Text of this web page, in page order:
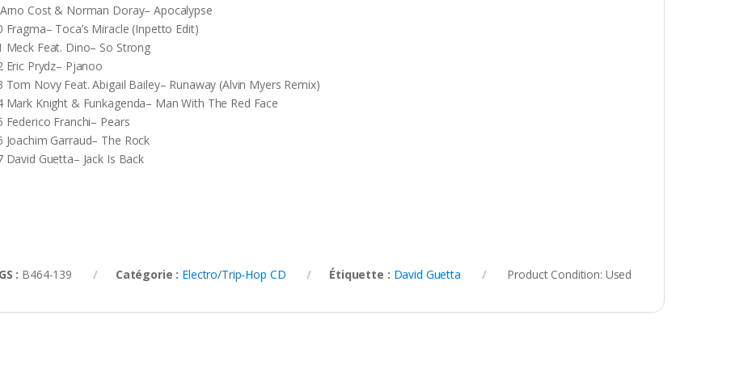
Cost & Norman Doray– Apocalypse
Fragma– Toca’s Miracle (Inpetto Edit)
Meck Feat. Dino– So Strong
Eric Prydz– Pjanoo
Tom Novy Feat. Abigail Bailey– Runaway (Alvin Myers Remix)
Mark Knight & Funkagenda– Man With The Red Face
Federico Franchi– Pears
Joachim Garraud– The Rock
David Guetta– Jack Is Back
: B464-139 Catégorie : Electro/Trip-Hop CD Étiquette : David Guetta Product Condition: Used